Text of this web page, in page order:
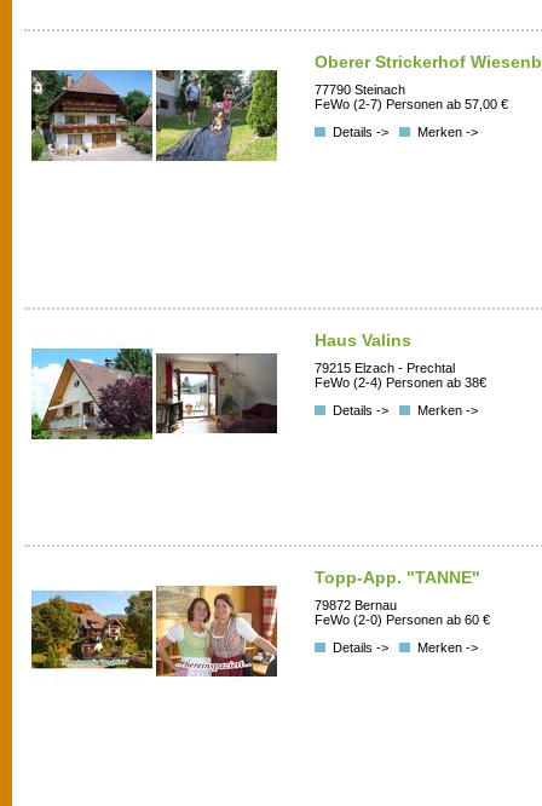
Oberer Strickerhof
77790 Steinach
FeWo (2-7) Personen ab 57,00 €
Details ->
Merken ->
Haus Valins
79215 Elzach - Prechtal
FeWo (2-4) Personen ab 38€
Details ->
Merken ->
Topp-App. "TANNE"
79872 Bernau
FeWo (2-0) Personen ab 60 €
Details ->
Merken ->